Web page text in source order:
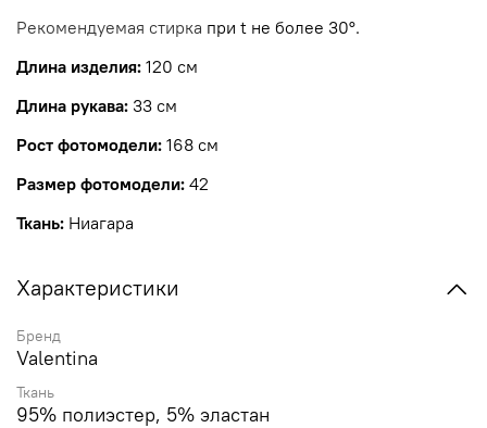
Рекомендуемая стирка при t не более 30°.
Длина изделия: 120 см
Длина рукава: 33 см
Рост фотомодели: 168 см
Размер фотомодели: 42
Ткань: Ниагара
Характеристики
Бренд
Valentina
Ткань
95% полиэстер, 5% эластан